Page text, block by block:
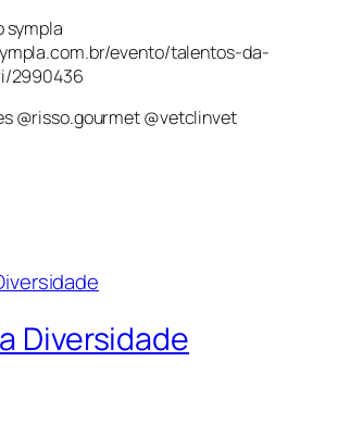
sympla
evento/talentos-da-
2990436
@risso.gourmet @vetclinvet
Diversidade